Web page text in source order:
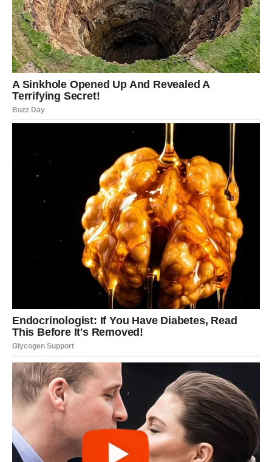
linije”, ispričala je za časopis “Hit Informer”. U trenucima
osobnih poteškoća, pjevačica je utjehu tražila u hrani, što je
rezultiralo privremenim debljanjem. No, u roku od dva mjeseca
uspješno je skinula 10 kilograma.
View this post on Instagram
A POST SHARED BY 𝘑𝘦𝘭𝘦𝘯𝘢 𝘒𝘢𝘳𝘭𝘦𝘶Š𝘢 | FAN PAGE | (@NISI.U.PRAVU)
Nakon godina proživljenog stresa, počeo sam prejedati i
posljedično dobiti značajnu količinu težine. Međutim, jednog